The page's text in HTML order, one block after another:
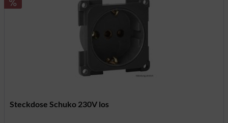
Steckdose Schuko 230V los